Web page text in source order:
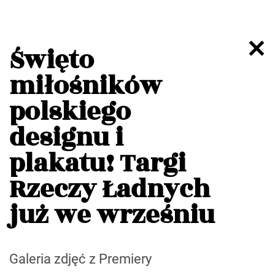
Święto
miłośników
polskiego
designu i
plakatu! Targi
Rzeczy Ładnych
już we wrześniu
Galeria zdjęć z Premiery